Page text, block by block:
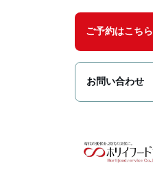
ご予約はこちら
お問い合わせ